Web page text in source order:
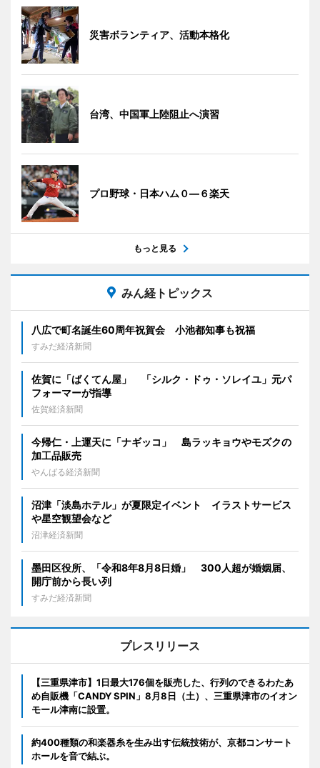
災害ボランティア、活動本格化
台湾、中国軍上陸阻止へ演習
プロ野球・日本ハム０―６楽天
もっと見る
みん経トピックス
八広で町名誕生60周年祝賀会 小池都知事も祝福
すみだ経済新聞
佐賀に「ばくてん屋」 「シルク・ドゥ・ソレイユ」元パ
フォーマーが指導
佐賀経済新聞
今帰仁・上運天に「ナギッコ」 島ラッキョウやモズクの
加工品販売
やんばる経済新聞
沼津「淡島ホテル」が夏限定イベント イラストサービス
や星空観望会など
沼津経済新聞
墨田区役所、「令和8年8月8日婚」 300人超が婚姻届、
開庁前から長い列
すみだ経済新聞
プレスリリース
【三重県津市】1日最大176個を販売した、行列のできるわたあ
め自販機「CANDY SPIN」8月8日（土）、三重県津市のイオン
モール津南に設置。
約400種類の和楽器糸を生み出す伝統技術が、京都コンサート
ホールを音で結ぶ。